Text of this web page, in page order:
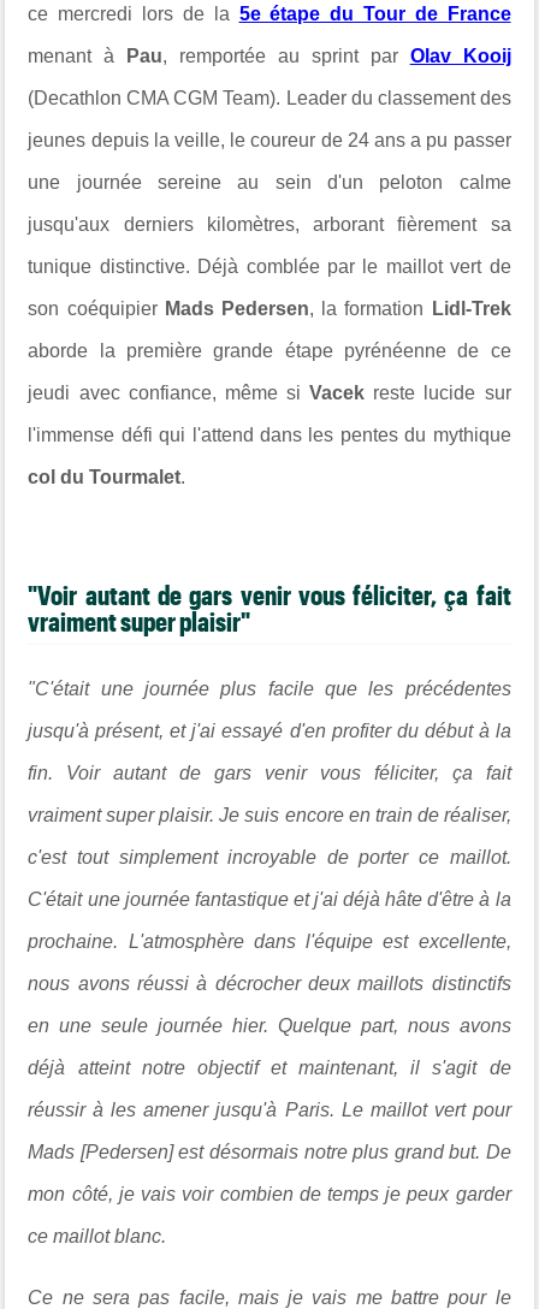
ce mercredi lors de la 5e étape du Tour de France
menant à Pau, remportée au sprint par Olav Kooij
(Decathlon CMA CGM Team). Leader du classement des
jeunes depuis la veille, le coureur de 24 ans a pu passer
une journée sereine au sein d'un peloton calme
jusqu'aux derniers kilomètres, arborant fièrement sa
tunique distinctive. Déjà comblée par le maillot vert de
son coéquipier Mads Pedersen, la formation Lidl-Trek
aborde la première grande étape pyrénéenne de ce
jeudi avec confiance, même siVacek reste lucide sur
l'immense défi qui l'attend dans les pentes du mythique
col du Tourmalet.
"Voir autant de gars venir vous féliciter, ça fait
vraiment super plaisir"
"C'était une journée plus facile que les précédentes
jusqu'à présent, et j'ai essayé d'en profiter du début à la
fin. Voir autant de gars venir vous féliciter, ça fait
vraiment super plaisir. Je suis encore en train de réaliser,
c'est tout simplement incroyable de porter ce maillot.
C'était une journée fantastique et j'ai déjà hâte d'être à la
prochaine. L'atmosphère dans l'équipe est excellente,
nous avons réussi à décrocher deux maillots distinctifs
en une seule journée hier. Quelque part, nous avons
déjà atteint notre objectif et maintenant, il s'agit de
réussir à les amener jusqu'à Paris. Le maillot vert pour
Mads [Pedersen] est désormais notre plus grand but. De
mon côté, je vais voir combien de temps je peux garder
ce maillot blanc.
Ce ne sera pas facile, mais je vais me battre pour le